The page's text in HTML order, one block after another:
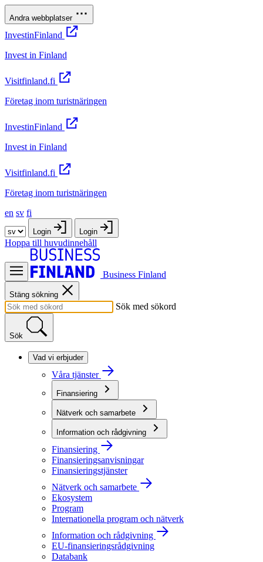
Andra webbplatser
InvestinFinland
Invest in Finland
Visitfinland.fi
Företag inom turistnäringen
InvestinFinland
Invest in Finland
Visitfinland.fi
Företag inom turistnäringen
en sv fi
Login Login
Hoppa till huvudinnehåll
Business Finland
Stäng sökning
Sök med sökord
Sök
Vad vi erbjuder
Våra tjänster
Finansiering
Nätverk och samarbete
Information och rådgivning
Finansiering
Finansieringsanvisningar
Finansieringstjänster
Nätverk och samarbete
Ekosystem
Program
Internationella program och nätverk
Information och rådgivning
EU-finansieringsrådgivning
Databank